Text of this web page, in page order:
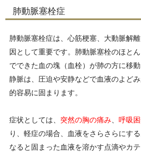
肺動脈塞栓症
肺動脈塞栓症は、心筋梗塞、大動脈解
因として重要です。肺動脈塞栓のほと
でできた血の塊（血栓）が肺の方に移
静脈は、圧迫や安静などで血液のよど
的容易に固まります。
症状としては、 突然の胸の痛み 、呼吸
り、軽症の場合、血液をさらさらにす
なると固まった血液を溶かす点滴やカ